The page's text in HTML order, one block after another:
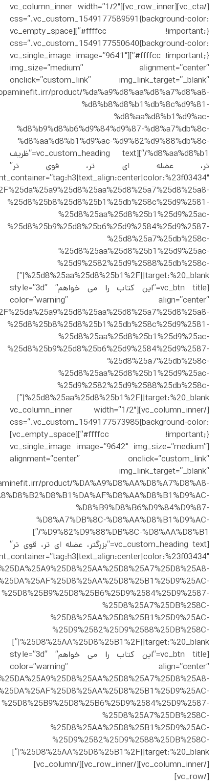
[/vc_cta][vc_row_inner][vc_column_inner width=”1/2″
css=”.vc_custom_1549177589591{background-color:
#ffffcc !important;}”][vc_empty_space
css=”.vc_custom_1549177550640{background-color:
#ffffcc !important;}”][vc_single_image image=”9641″
img_size=”medium” alignment=”center”
onclick=”custom_link” img_link_target=”_blank”
product/%da%a9%d8%aa%d8%a7%d8%a8-
%d8%b8%d8%b1%db%8c%d9%81-
%d8%aa%d8%b1%d9%ac-
%d8%b9%d8%b6%d9%84%d9%87-%d8%a7%db%8c-
%d8%aa%d8%b1%d9%ac-%d9%82%d9%88%db%8c-
%d8%aa%d8%b1/”][vc_custom_heading text=”ظریف
تر، عضله ای تر، قوی تر”
%25d8%25b8%25d8%25b1%25db%258c%25d9%2581-
%25d8%25aa%25d8%25b1%25d9%25ac-
%25d8%25b9%25d8%25b6%25d9%2584%25d9%2587-
%25d8%25a7%25db%258c-
%25d8%25aa%25d8%25b1%25d9%25ac-
%25d9%2582%25d9%2588%25db%258c-
%25d8%25aa%25d8%25b1%2F||target:%20_blank|”]
[vc_btn title=”این کتاب را می خواهم” style=”3d”
color=”warning” align=”center”
%25d8%25b8%25d8%25b1%25db%258c%25d9%2581-
%25d8%25aa%25d8%25b1%25d9%25ac-
%25d8%25b9%25d8%25b6%25d9%2584%25d9%2587-
%25d8%25a7%25db%258c-
%25d8%25aa%25d8%25b1%25d9%25ac-
%25d9%2582%25d9%2588%25db%258c-
%25d8%25aa%25d8%25b1%2F||target:%20_blank|”]
[/vc_column_inner][vc_column_inner width=”1/2″
css=”.vc_custom_1549177573985{background-color:
#ffffcc !important;}”][vc_empty_space]
[vc_single_image image=”9642″ img_size=”medium”
alignment=”center” onclick=”custom_link”
img_link_target=”_blank”
product/%DA%A9%D8%AA%D8%A7%D8%A8-
%D8%B9%D8%B6%D9%84%D9%87-
%D8%A7%DB%8C-%D8%AA%D8%B1%D9%AC-
%D9%82%D9%88%DB%8C-%D8%AA%D8%B1/”]
[vc_custom_heading text=”بزرگتر، عضله ای تر، قوی تر”
%25D8%25B9%25D8%25B6%25D9%2584%25D9%2587-
%25D8%25A7%25DB%258C-
%25D8%25AA%25D8%25B1%25D9%25AC-
%25D9%2582%25D9%2588%25DB%258C-
%25D8%25AA%25D8%25B1%2F||target:%20_blank|”]
[vc_btn title=”این کتاب را می خواهم” style=”3d”
color=”warning” align=”center”
%25D8%25B9%25D8%25B6%25D9%2584%25D9%2587-
%25D8%25A7%25DB%258C-
%25D8%25AA%25D8%25B1%25D9%25AC-
%25D9%2582%25D9%2588%25DB%258C-
%25D8%25AA%25D8%25B1%2F||target:%20_blank|”]
[/vc_column_inner][/vc_row_inner][/vc_column]
[/vc_row]